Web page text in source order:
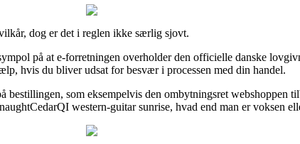
dog er det i reglen ikke særlig sjovt.
på at e-forretningen overholder den officielle danske
hvis du bliver udsat for besvær i processen med din handel.
som eksempelvis den ombytningsret webshoppen
western-guitar sunrise, hvad end man er voksen